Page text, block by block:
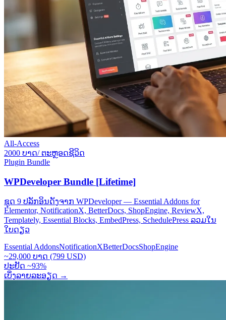
All-Access
2000 ບາດ/ ຕະຫຼອດຊີວິດ
Plugin Bundle
WPDeveloper Bundle [Lifetime]
ຊຸດ 9 ປລັກອິນດັງຈາກ WPDeveloper — Essential Addons for
Elementor, NotificationX, BetterDocs, ShopEngine, ReviewX,
Templately, Essential Blocks, EmbedPress, SchedulePress ລວມໃນ
ໃບດຽວ
Essential AddonsNotificationXBetterDocsShopEngine
~29,000 ບາດ (799 USD)
ປະຢັດ ~93%
ເບິ່ງລາຍລະອຽດ →